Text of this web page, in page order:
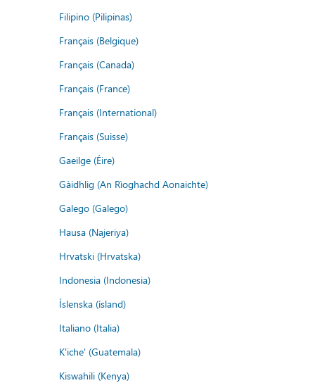
Filipino (Pilipinas)
Français (Belgique)
Français (Canada)
Français (France)
Français (International)
Français (Suisse)
Gaeilge (Éire)
Gàidhlig (An Rìoghachd Aonaichte)
Galego (Galego)
Hausa (Najeriya)
Hrvatski (Hrvatska)
Indonesia (Indonesia)
Íslenska (ísland)
Italiano (Italia)
K'iche' (Guatemala)
Kiswahili (Kenya)